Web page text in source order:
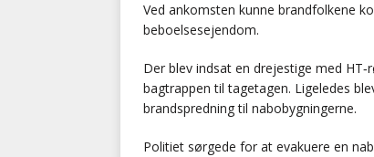
Ved ankomsten kunne brandfolkene
beboelsesejendom.
Der blev indsat en drejestige med
bagtrappen til tagetagen. Ligeledes
brandspredning til nabobygningerne.
Politiet sørgede for at evakuere en